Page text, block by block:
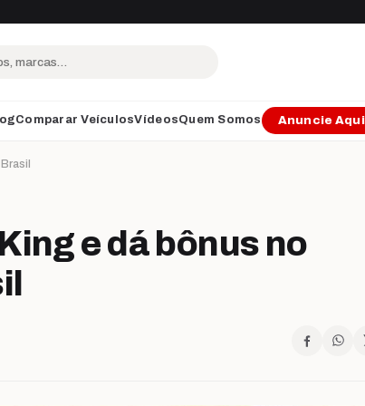
Comparar VeículosVídeosQuem Somos Anuncie Aqui
e dá bônus no